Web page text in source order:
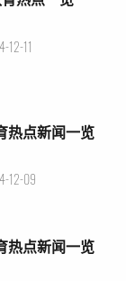
12-11
热点新闻一览
12-09
热点新闻一览